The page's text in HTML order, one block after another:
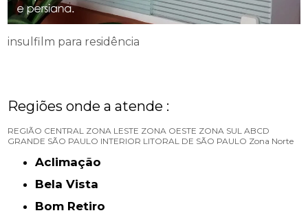
insulfilm para residência
Regiões onde a atende :
REGIÃO CENTRAL ZONA LESTE ZONA OESTE ZONA SUL ABCD
GRANDE SÃO PAULO INTERIOR LITORAL DE SÃO PAULO Zona Norte
Aclimação
Bela Vista
Bom Retiro